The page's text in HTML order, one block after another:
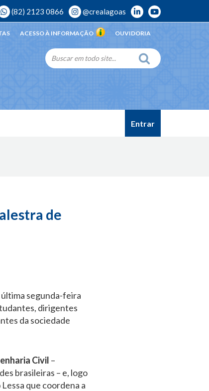
(82) 2123 0866 @crealagoas
OUVIDORIA
ACESSO À INFORMAÇÃO
Entrar
de
última segunda-feira
dirigentes
da sociedade
Civil –
brasileiras – e, logo
que coordena a